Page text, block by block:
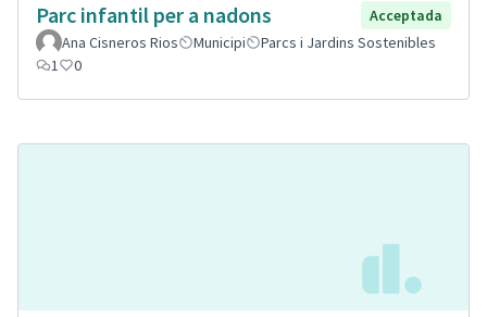
Parc infantil per a nadons
Acceptada
Ana Cisneros Rios
Municipi
Parcs i Jardins Sostenibles
1
0